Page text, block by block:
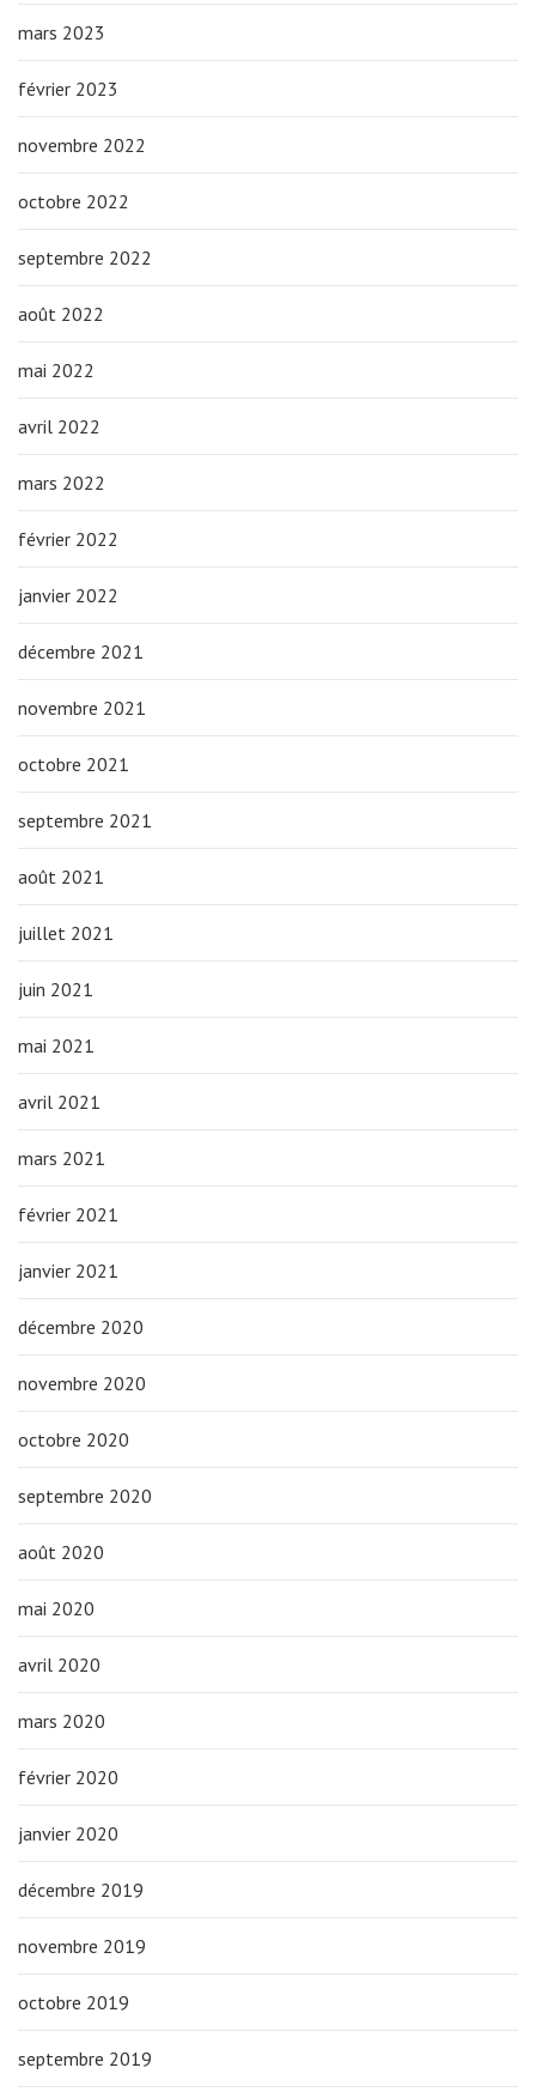
mars 2023
février 2023
novembre 2022
octobre 2022
septembre 2022
août 2022
mai 2022
avril 2022
mars 2022
février 2022
janvier 2022
décembre 2021
novembre 2021
octobre 2021
septembre 2021
août 2021
juillet 2021
juin 2021
mai 2021
avril 2021
mars 2021
février 2021
janvier 2021
décembre 2020
novembre 2020
octobre 2020
septembre 2020
août 2020
mai 2020
avril 2020
mars 2020
février 2020
janvier 2020
décembre 2019
novembre 2019
octobre 2019
septembre 2019